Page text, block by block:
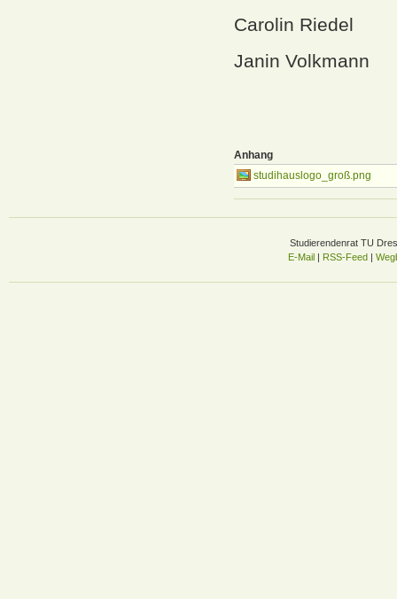
Carolin Riedel
Janin Volkmann
Anhang
studihauslogo_groß.png
Studierendenrat TU
E-Mail| RSS-Feed|